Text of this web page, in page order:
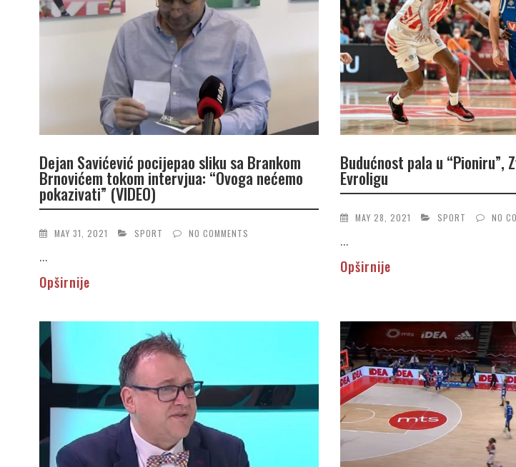
Dejan Savićević pocijepao sliku sa Brankom
Brnovićem tokom intervjua: “Ovoga nećemo
pokazivati” (VIDEO)
MAY 31, 2021 SPORT NO COMMENTS
...
Opširnije
Budućnost pala u “Pioniru”,
Evroligu
MAY 28, 2021 SPORT NO
...
Opširnije